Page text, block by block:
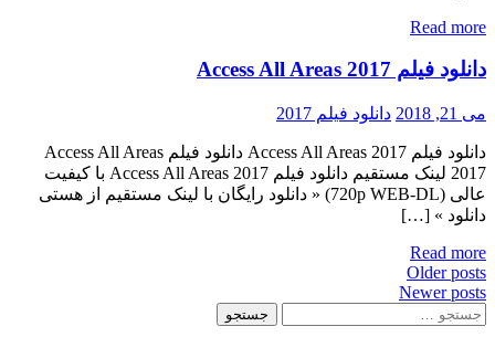
Read more
دانلود فیلم Access All Areas 2017
می 21, 2018 دانلود فیلم 2017
دانلود فیلم Access All Areas 2017 دانلود فیلم Access All Areas
2017 لینک مستقیم دانلود فیلم Access All Areas 2017 با کیفیت
عالی (720p WEB-DL) « دانلود رایگان با لینک مستقیم از هستی
دانلود » […]
Read more
Posts
navigation
Older posts
Newer posts
جستجو